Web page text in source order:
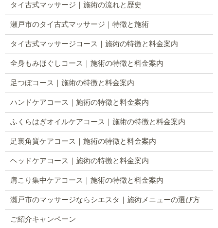
タイ古式マッサージ｜施術の流れと歴史
瀬戸市のタイ古式マッサージ｜特徴と施術
タイ古式マッサージコース｜施術の特徴と料金案内
全身もみほぐしコース｜施術の特徴と料金案内
足つぼコース｜施術の特徴と料金案内
ハンドケアコース｜施術の特徴と料金案内
ふくらはぎオイルケアコース｜施術の特徴と料金案内
足裏角質ケアコース｜施術の特徴と料金案内
ヘッドケアコース｜施術の特徴と料金案内
肩こり集中ケアコース｜施術の特徴と料金案内
瀬戸市のマッサージならシエスタ｜施術メニューの選び方
ご紹介キャンペーン